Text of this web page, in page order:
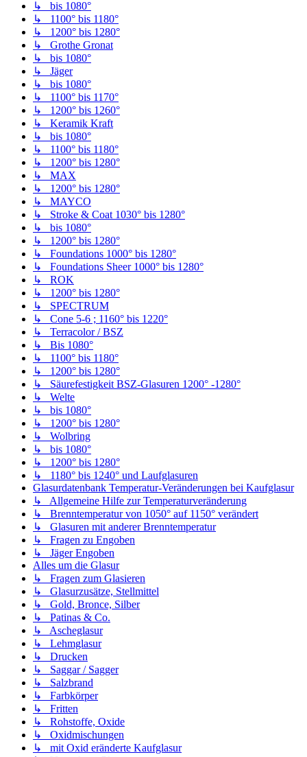
↳ bis 1080°
↳ 1100° bis 1180°
↳ 1200° bis 1280°
↳ Grothe Gronat
↳ bis 1080°
↳ Jäger
↳ bis 1080°
↳ 1100° bis 1170°
↳ 1200° bis 1260°
↳ Keramik Kraft
↳ bis 1080°
↳ 1100° bis 1180°
↳ 1200° bis 1280°
↳ MAX
↳ 1200° bis 1280°
↳ MAYCO
↳ Stroke & Coat 1030° bis 1280°
↳ bis 1080°
↳ 1200° bis 1280°
↳ Foundations 1000° bis 1280°
↳ Foundations Sheer 1000° bis 1280°
↳ ROK
↳ 1200° bis 1280°
↳ SPECTRUM
↳ Cone 5-6 ; 1160° bis 1220°
↳ Terracolor / BSZ
↳ Bis 1080°
↳ 1100° bis 1180°
↳ 1200° bis 1280°
↳ Säurefestigkeit BSZ-Glasuren 1200° -1280°
↳ Welte
↳ bis 1080°
↳ 1200° bis 1280°
↳ Wolbring
↳ bis 1080°
↳ 1200° bis 1280°
↳ 1180° bis 1240° und Laufglasuren
Glasurdatenbank Temperatur-Veränderungen bei Kaufglasur
↳ Allgemeine Hilfe zur Temperaturveränderung
↳ Brenntemperatur von 1050° auf 1150° verändert
↳ Glasuren mit anderer Brenntemperatur
↳ Fragen zu Engoben
↳ Jäger Engoben
Alles um die Glasur
↳ Fragen zum Glasieren
↳ Glasurzusätze, Stellmittel
↳ Gold, Bronce, Silber
↳ Patinas & Co.
↳ Ascheglasur
↳ Lehmglasur
↳ Drucken
↳ Saggar / Sagger
↳ Salzbrand
↳ Farbkörper
↳ Fritten
↳ Rohstoffe, Oxide
↳ Oxidmischungen
↳ mit Oxid eränderte Kaufglasur